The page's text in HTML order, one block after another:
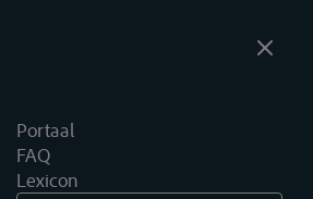
Portaal
FAQ
Lexicon